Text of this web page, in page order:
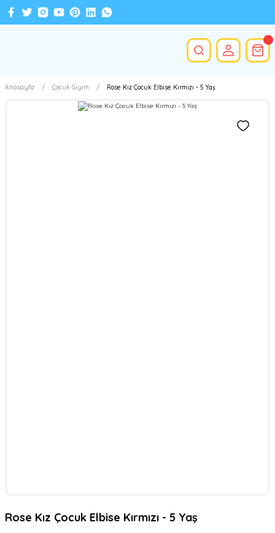
Anasayfa Çocuk Giyim Rose Kız Çocuk Elbise Kırmızı - 5 Yaş
Rose Kız Çocuk Elbise Kırmızı - 5 Yaş